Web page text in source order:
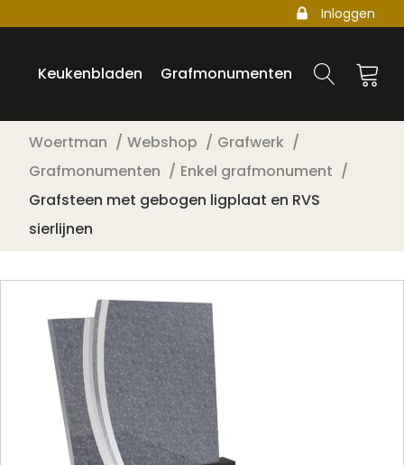
Inloggen
Keukenbladen Grafmonumenten
Woertman Webshop
Grafwerk
Grafmonumenten
Enkel grafmonument
Grafsteen met gebogen ligplaat en RVS
sierlijnen